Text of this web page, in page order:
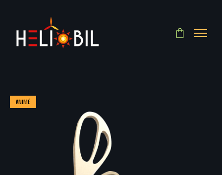
ANIMÉ